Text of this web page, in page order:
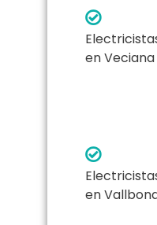
en Veciana
en